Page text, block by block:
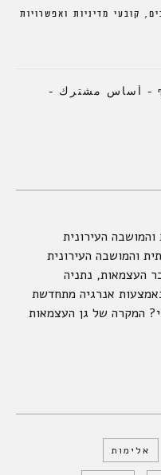
קובעי מדיניות ואפשרויות
– أساس مشترك –
והמושבה העירונית
והמושבה העירונית
העצמאות, נתניה
אנרגיה מתחדשת
המקרה של גן העצמאות
אלימות